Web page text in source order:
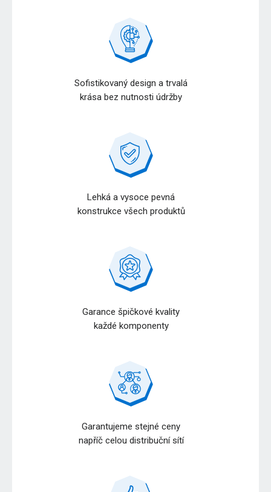
Sofistikovaný design a trvalá
krása bez nutnosti údržby
Lehká a vysoce pevná
konstrukce všech produktů
Garance špičkové kvality
každé komponenty
Garantujeme stejné ceny
napříč celou distribuční sítí